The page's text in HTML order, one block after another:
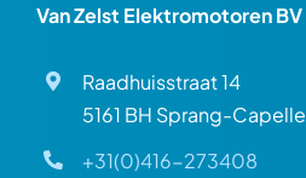
Van Zelst Elektromotoren BV
Raadhuisstraat 14
5161 BH Sprang-Capelle
+31(0)416-273408